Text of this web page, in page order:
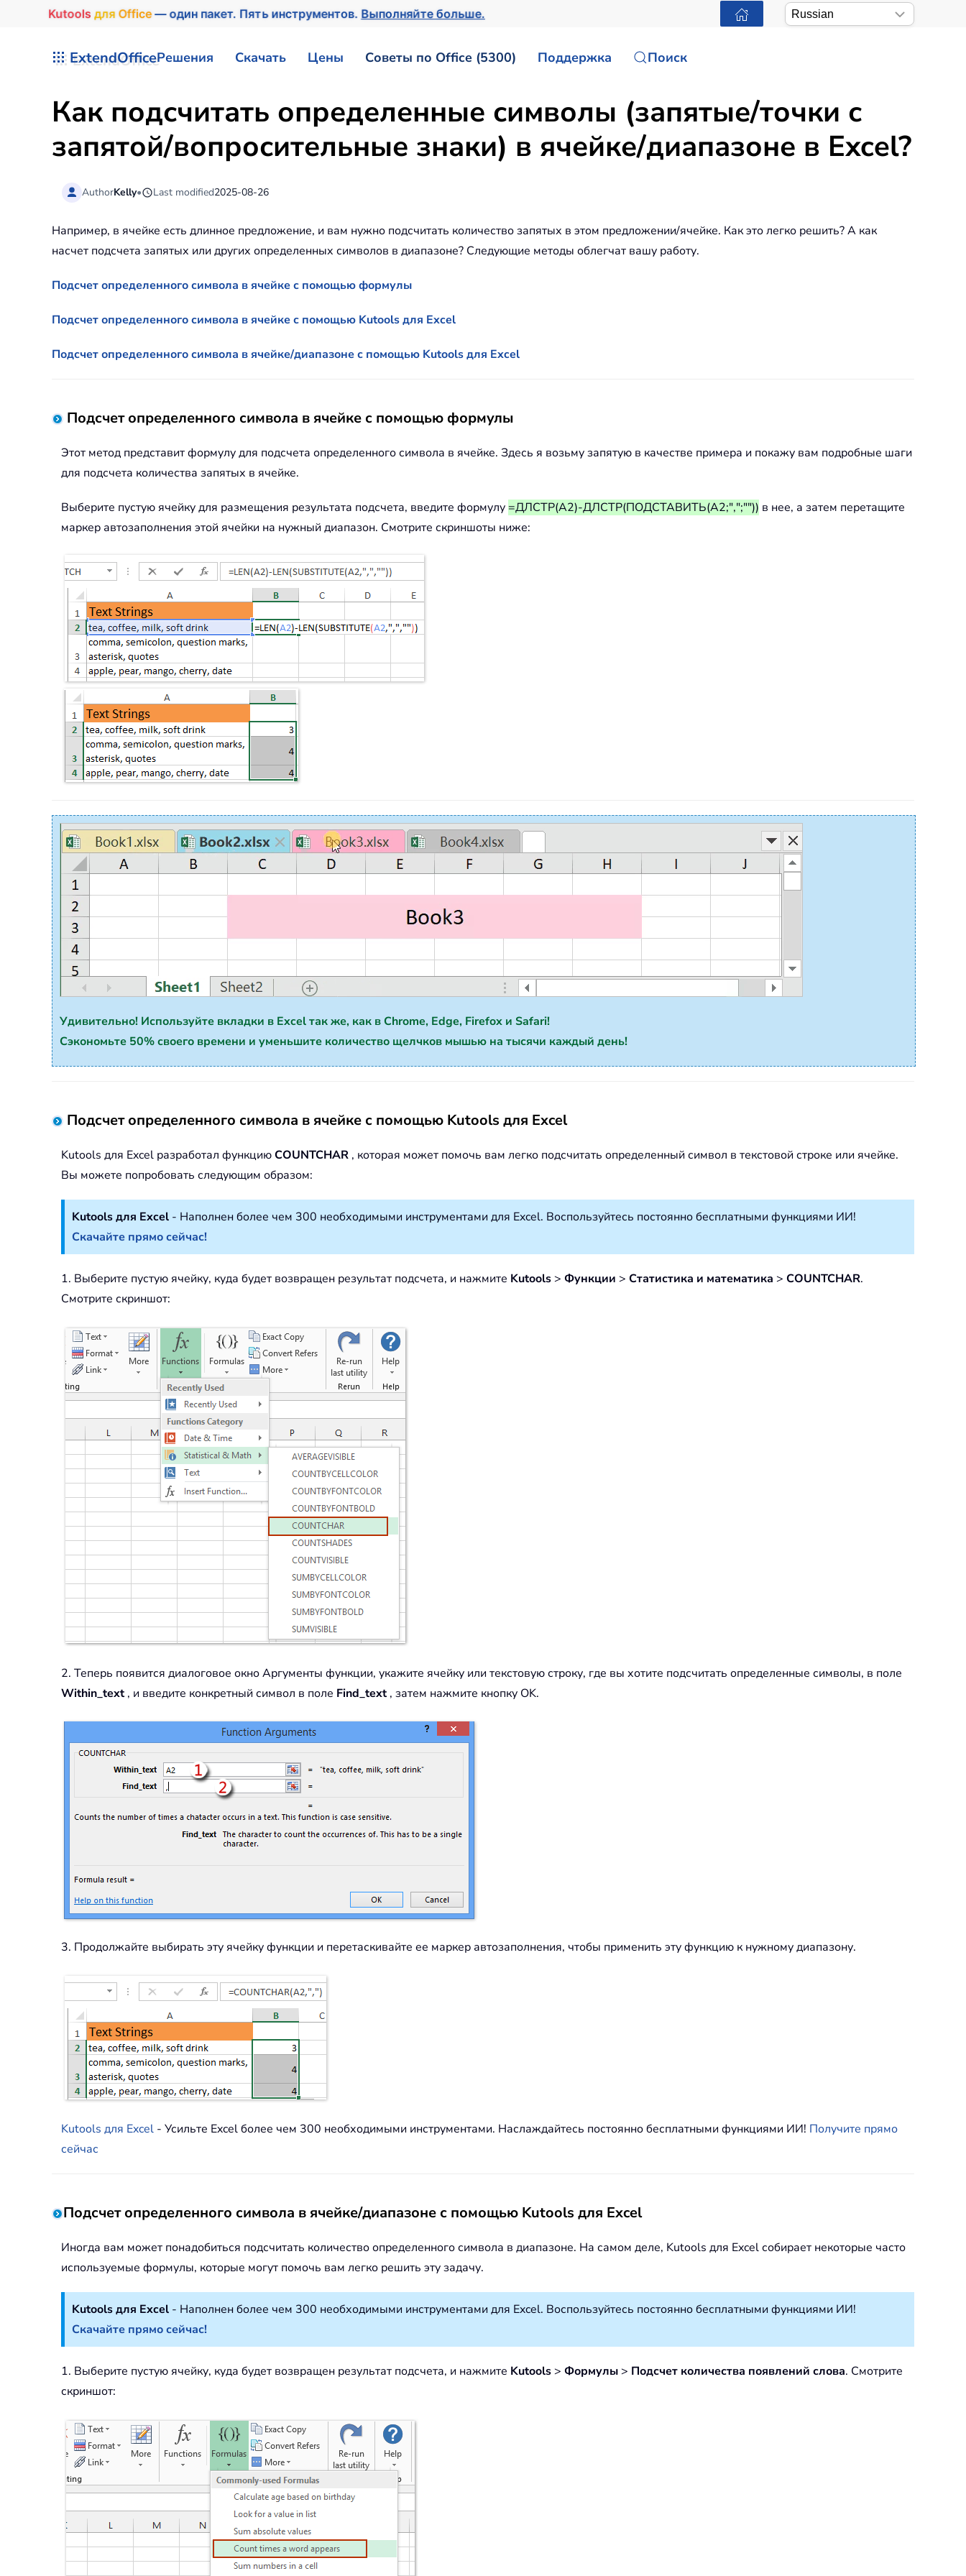
Kutools для Office— один пакет. Пять инструментов.Выполняйте больше.
ExtendOfficeРешения Скачать Цены Советы по Office (5300) Поддержка Поиск
Как подсчитать определенные символы (запятые/точки с
запятой/вопросительные знаки) в ячейке/диапазоне в Excel?
AuthorKelly• Last modified2025-08-26
Например, в ячейке есть длинное предложение, и вам нужно подсчитать количество запятых в этом предложении/ячейке. Как это легко решить? А как
насчет подсчета запятых или других определенных символов в диапазоне? Следующие методы облегчат вашу работу.
Подсчет определенного символа в ячейке с помощью формулы
Подсчет определенного символа в ячейке с помощью Kutools для Excel
Подсчет определенного символа в ячейке/диапазоне с помощью Kutools для Excel
Подсчет определенного символа в ячейке с помощью формулы
Этот метод представит формулу для подсчета определенного символа в ячейке. Здесь я возьму запятую в качестве примера и покажу вам подробные шаги
для подсчета количества запятых в ячейке.
Выберите пустую ячейку для размещения результата подсчета, введите формулу =ДЛСТР(A2)-ДЛСТР(ПОДСТАВИТЬ(A2;",";"")) в нее, а затем перетащите
маркер автозаполнения этой ячейки на нужный диапазон. Смотрите скриншоты ниже:
Удивительно! Используйте вкладки в Excel так же, как в Chrome, Edge, Firefox и Safari!
Сэкономьте 50% своего времени и уменьшите количество щелчков мышью на тысячи каждый день!
Подсчет определенного символа в ячейке с помощью Kutools для Excel
Kutools для Excel разработал функциюCOUNTCHAR , которая может помочь вам легко подсчитать определенный символ в текстовой строке или ячейке.
Вы можете попробовать следующим образом:
Kutools для Excel - Наполнен более чем 300 необходимыми инструментами для Excel. Воспользуйтесь постоянно бесплатными функциями ИИ!
Скачайте прямо сейчас!
1. Выберите пустую ячейку, куда будет возвращен результат подсчета, и нажмите Kutools > Функции > Статистика и математика > COUNTCHAR.
Смотрите скриншот:
2. Теперь появится диалоговое окно Аргументы функции, укажите ячейку или текстовую строку, где вы хотите подсчитать определенные символы, в поле
Within_text, и введите конкретный символ в поле Find_text, затем нажмите кнопку OK.
3. Продолжайте выбирать эту ячейку функции и перетаскивайте ее маркер автозаполнения, чтобы применить эту функцию к нужному диапазону.
Kutools для Excel - Усильте Excel более чем 300 необходимыми инструментами. Наслаждайтесь постоянно бесплатными функциями ИИ! Получите прямо
сейчас
Подсчет определенного символа в ячейке/диапазоне с помощью Kutools для Excel
Иногда вам может понадобиться подсчитать количество определенного символа в диапазоне. На самом деле, Kutools для Excel собирает некоторые часто
используемые формулы, которые могут помочь вам легко решить эту задачу.
Kutools для Excel - Наполнен более чем 300 необходимыми инструментами для Excel. Воспользуйтесь постоянно бесплатными функциями ИИ!
Скачайте прямо сейчас!
1. Выберите пустую ячейку, куда будет возвращен результат подсчета, и нажмите Kutools > Формулы > Подсчет количества появлений слова. Смотрите
скриншот: